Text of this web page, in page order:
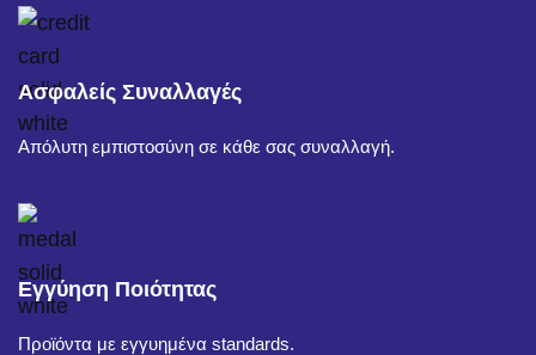
Ασφαλείς Συναλλαγές
Απόλυτη εμπιστοσύνη σε κάθε σας συναλλαγή.
Εγγύηση Ποιότητας
Προϊόντα με εγγυημένα standards.